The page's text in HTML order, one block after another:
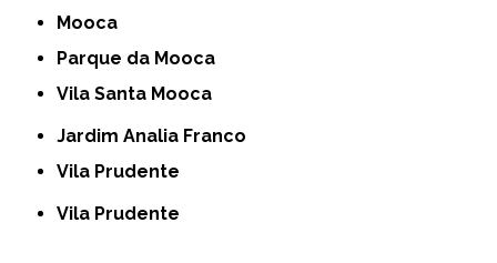
Mooca
Parque da Mooca
Vila Santa Mooca
Jardim Analia Franco
Vila Prudente
Vila Prudente